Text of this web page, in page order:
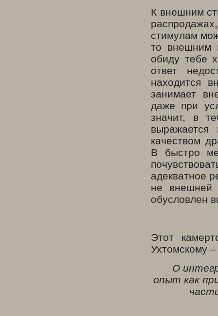
К внешним
стимулам
то внешним
обиду тебе
ответ
находится
занимает
даже при
значит, в
качеством
В быстро
адекватное
не внешней
обусловлен
Этот
Ухтомскому
О
опыт как